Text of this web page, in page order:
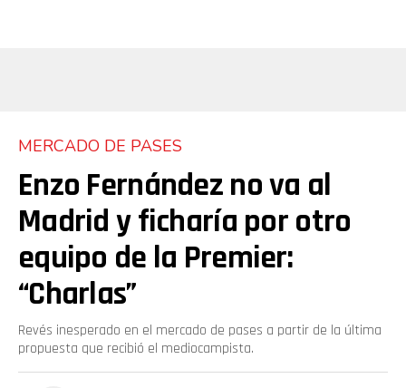
MERCADO DE PASES
Enzo Fernández no va al
Madrid y ficharía por otro
equipo de la Premier:
“Charlas”
Revés inesperado en el mercado de pases a partir de la última
propuesta que recibió el mediocampista.